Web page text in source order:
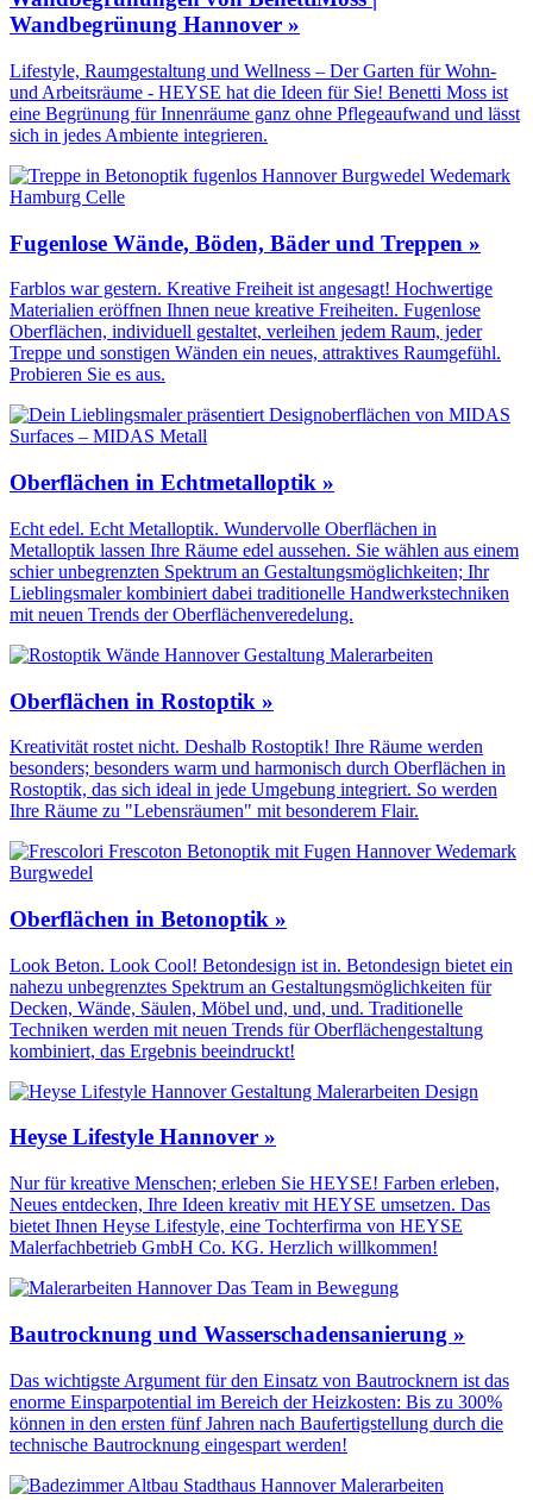
Wandbegrünung Hannover »
Lifestyle, Raumgestaltung und Wellness – Der Garten für Wohn-
und Arbeitsräume - HEYSE hat die Ideen für Sie! Benetti Moss ist
eine Begrünung für Innenräume ganz ohne Pflegeaufwand und lässt
sich in jedes Ambiente integrieren.
Fugenlose Wände, Böden, Bäder und Treppen »
Farblos war gestern. Kreative Freiheit ist angesagt! Hochwertige
Materialien eröffnen Ihnen neue kreative Freiheiten. Fugenlose
Oberflächen, individuell gestaltet, verleihen jedem Raum, jeder
Treppe und sonstigen Wänden ein neues, attraktives Raumgefühl.
Probieren Sie es aus.
Oberflächen in Echtmetalloptik »
Echt edel. Echt Metalloptik. Wundervolle Oberflächen in
Metalloptik lassen Ihre Räume edel aussehen. Sie wählen aus einem
schier unbegrenzten Spektrum an Gestaltungs­möglichkeiten; Ihr
Lieblingsmaler kombiniert dabei traditionelle Handwerks­techniken
mit neuen Trends der Oberflächen­veredelung.
Oberflächen in Rostoptik »
Kreativität rostet nicht. Deshalb Rostoptik! Ihre Räume werden
besonders; besonders warm und harmonisch durch Oberflächen in
Rostoptik, das sich ideal in jede Umgebung integriert. So werden
Ihre Räume zu "Lebensräumen" mit besonderem Flair.
Oberflächen in Betonoptik »
Look Beton. Look Cool! Betondesign ist in. Betondesign bietet ein
nahezu unbegrenztes Spektrum an Gestaltungs­möglichkeiten für
Decken, Wände, Säulen, Möbel und, und, und. Traditionelle
Techniken werden mit neuen Trends für Oberflächen­gestaltung
kombiniert, das Ergebnis beeindruckt!
Heyse Lifestyle Hannover »
Nur für kreative Menschen; erleben Sie HEYSE! Farben erleben,
Neues entdecken, Ihre Ideen kreativ mit HEYSE umsetzen. Das
bietet Ihnen Heyse Lifestyle, eine Tochterfirma von HEYSE
Malerfachbetrieb GmbH Co. KG. Herzlich willkommen!
Bautrocknung und Wasserschadensanierung »
Das wichtigste Argument für den Einsatz von Bautrocknern ist das
enorme Einsparpotential im Bereich der Heizkosten: Bis zu 300%
können in den ersten fünf Jahren nach Baufertigstellung durch die
technische Bautrocknung eingespart werden!